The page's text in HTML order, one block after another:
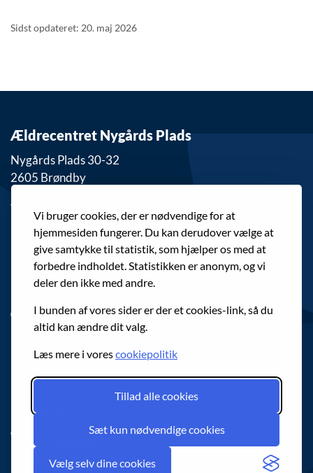
Vi bruger cookies, der er nødvendige for at
hjemmesiden fungerer. Du kan derudover vælge at
give samtykke til statistik, som hjælper os med at
forbedre indholdet. Statistikken er anonym, og vi
deler den ikke med andre.
I bunden af vores sider er der et cookies-link, så du
altid kan ændre dit valg.
Læs mere i vorescookiepolitik
Tillad alle cookies
Sæt kun nødvendige cookies
Vælg selv dine cookies
Sidst opdateret: 20. maj 2026
Ældrecentret Nygårds Plads
Nygårds Plads 30-32
2605 Brøndby
Telefon: 43 28 27 60
E-mail:
nygardsplads@brondby.dk
Genveje
Tilgængelighedserklæring
En del af